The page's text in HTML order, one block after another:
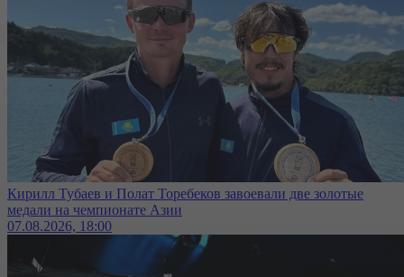
Кирилл Тубаев и Полат Торебеков завоевали две золотые
медали на чемпионате Азии
07.08.2026, 18:00